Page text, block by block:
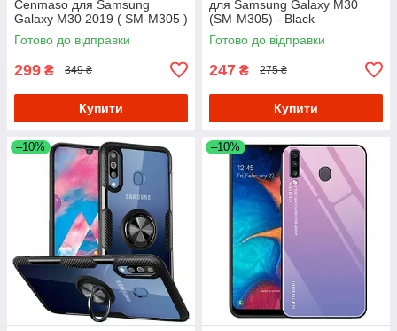
Cenmaso для Samsung
Galaxy M30 2019 ( SM-M305 )
- Black&Red
Готово до відправки
299 ₴ 349 ₴
Купити
для Samsung Galaxy M30
(SM-M305) - Black
Готово до відправки
247 ₴ 275 ₴
Купити
–10% –10%